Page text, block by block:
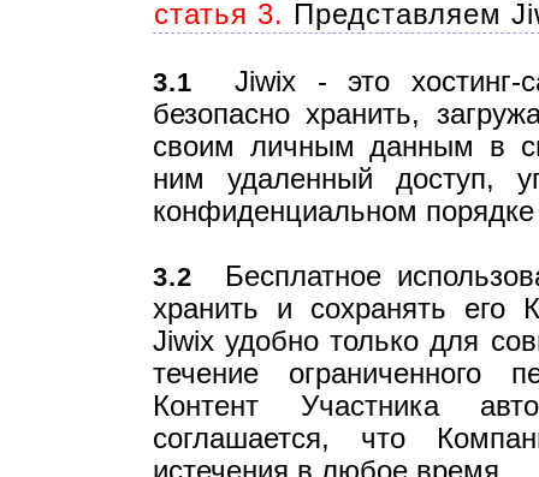
статья 3. Представляем
3.1 Jiwix - это хостинг-
безопасно хранить,
своим личным данным в
ним удаленный доступ,
конфиденциальном
3.2 Бесплатное
хранить и сохранять его
Jiwix удобно только для
течение ограниченного
Контент Участника
соглашается, что